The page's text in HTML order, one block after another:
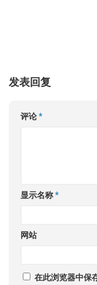
发表回复
评论*
显示名称*
网站
在此浏览器中保